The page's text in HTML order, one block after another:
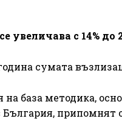
увеличава с 14% до
сумата
на база методика,
припомнят